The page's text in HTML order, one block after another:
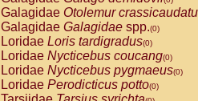
PitheciidaeCallicebus torquatus(0)
PitheciidaeCallicebusspp.
PitheciidaeChiropotes satanas
PitheciidaePithecia monachus
PitheciidaePithecia pithecia (0)
CercopithecidaeCercocebus agilis
CercopithecidaeCercocebus
Galagidae Otolemur
Galagidae Galagidae spp.(0)
Loridae Loris tardigradus(0)
Loridae Nycticebus coucang(0)
Loridae Nycticebus pygmaeus(0)
Loridae Perodicticus potto(0)